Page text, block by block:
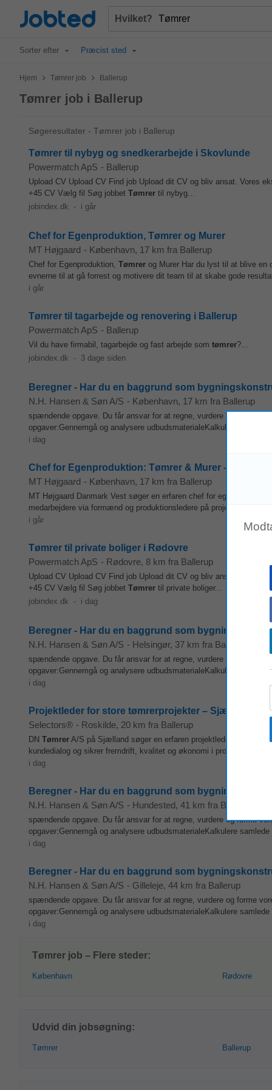
Jobted Hvilket?
Sorter efter Præcist sted
Hjem > Tømrer job > Ballerup
Tømrer job i Ballerup
Søgeresultater - Tømrer job i Ballerup
Tømrer til nybyg og snedkerarbejde i Skovlunde
Powermatch ApS - Ballerup
Upload CV Upload CV Find job Upload dit CV og bliv ansat. Vores
+45 CV Vælg fil Søg jobbet Tømrer til nybyg...
jobindex.dk - i går
Chef for Egenproduktion, Tømrer og Murer
MT Højgaard - København, 17 km fra Ballerup
Chef for Egenproduktion, Tømrer og Murer Har du lyst til at blive en
evnerne til at gå forrest og motivere dit team til at skabe gode
i går
Tømrer til tagarbejde og renovering i Ballerup
Powermatch ApS - Ballerup
Vil du have firmabil, tagarbejde og fast arbejde som tømrer?...
jobindex.dk - 3 dage siden
Beregner - Har du en baggrund som
N.H. Hansen & Søn A/S - København, 17 km fra Ballerup
spændende opgave. Du får ansvar for at regne, vurdere og forme
opgaver:Gennemgå og analysere udbudsmaterialeKalkulere
i dag
Chef for Egenproduktion: Tømrer & Murer – Ledelse
MT Højgaard - København, 17 km fra Ballerup
MT Højgaard Danmark Vest søger en erfaren chef for egenproduktion
medarbejdere via formænd og produktionsledere på projekter i
i går
Tømrer til private boliger i Rødovre
Powermatch ApS - Rødovre, 8 km fra Ballerup
Upload CV Upload CV Find job Upload dit CV og bliv ansat. Vores
+45 CV Vælg fil Søg jobbet Tømrer til private boliger...
jobindex.dk - i dag
Beregner - Har du en baggrund som
N.H. Hansen & Søn A/S - Helsingør, 37 km fra Ballerup
spændende opgave. Du får ansvar for at regne, vurdere og forme
opgaver:Gennemgå og analysere udbudsmaterialeKalkulere
i dag
Projektleder for store tømrerprojekter – Sjælland,
Selectors® - Roskilde, 20 km fra Ballerup
DN Tømrer A/S på Sjælland søger en erfaren projektleder til at
kundedialog og sikrer fremdrift, kvalitet og økonomi i projekterne. Du
i dag
Beregner - Har du en baggrund som
N.H. Hansen & Søn A/S - Hundested, 41 km fra Ballerup
spændende opgave. Du får ansvar for at regne, vurdere og forme
opgaver:Gennemgå og analysere udbudsmaterialeKalkulere
i dag
Beregner - Har du en baggrund som
N.H. Hansen & Søn A/S - Gilleleje, 44 km fra Ballerup
spændende opgave. Du får ansvar for at regne, vurdere og forme
opgaver:Gennemgå og analysere udbudsmaterialeKalkulere
i dag
Tømrer job – Flere steder:
København Rødovre
Udvid din jobsøgning:
Tømrer Ballerup